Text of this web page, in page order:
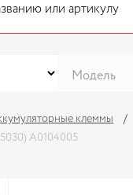
клеммы
A0104005